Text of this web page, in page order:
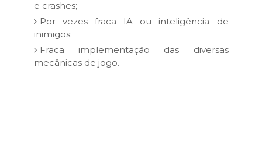
e crashes;
Por vezes fraca IA ou inteligência de
inimigos;
Fraca implementação das diversas
mecânicas de jogo.